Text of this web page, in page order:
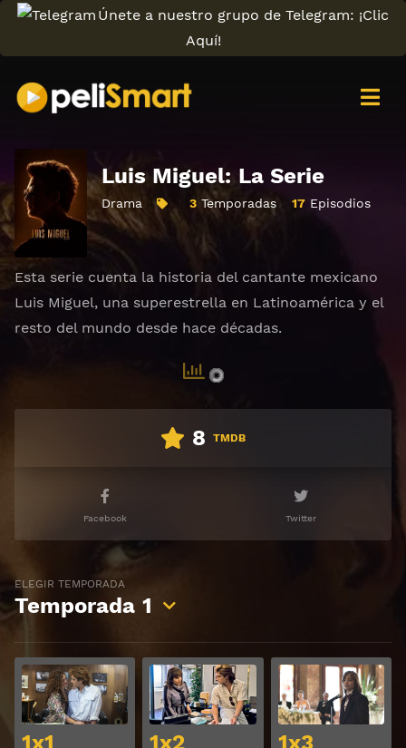
Únete a nuestro grupo de Telegram: ¡Clic
Aquí!
Luis Miguel: La Serie
Drama 3 Temporadas 17Episodios
Esta serie cuenta la historia del cantante mexicano
Luis Miguel, una superestrella en Latinoamérica y el
resto del mundo desde hace décadas.
8 TMDB
Facebook Twitter
ELEGIR TEMPORADA
Temporada 1
1x1
Ver
1x2
Ver
1x3